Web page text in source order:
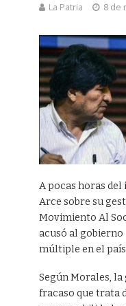
La Patria 8 de
A pocas horas
Arce sobre su
Movimiento Al
acusó al
múltiple en el
Según Morales,
fracaso que trata